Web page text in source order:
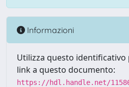
Informazioni
Utilizza questo
link a questo documento:
https://hdl.handle.net/